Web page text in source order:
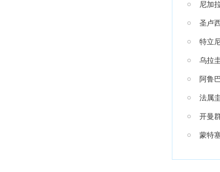
尼加
圣卢
特立
乌拉
阿鲁
法属
开曼
蒙特